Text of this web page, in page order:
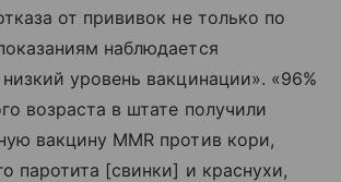
от прививок не только по
наблюдается
уровень вакцинации». «96%
возраста в штате получили
вакцину MMR против кори,
паротита [свинки] и краснухи,